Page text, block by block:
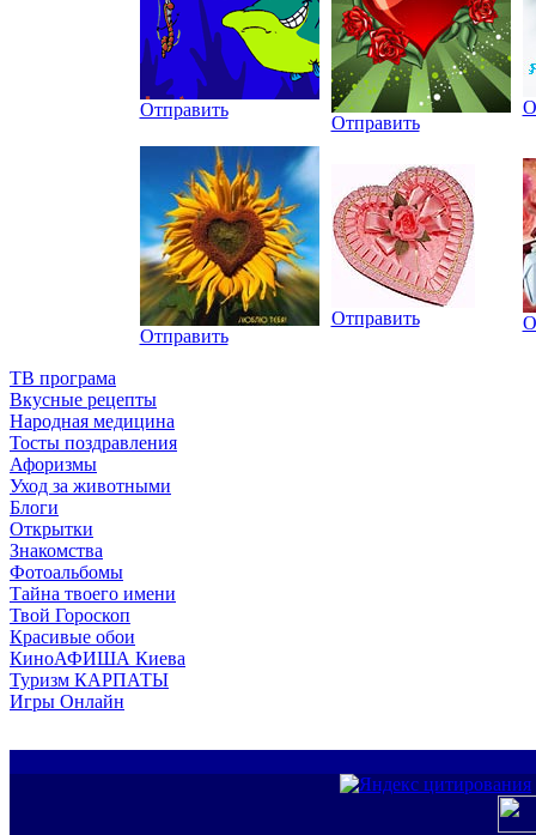
Отправить
Отправить
Отправить
Отправить
ТВ програма
Вкусные рецепты
Народная медицина
Тосты поздравления
Афоризмы
Уход за животными
Блоги
Открытки
Знакомства
Фотоальбомы
Тайна твоего имени
Твой Гороскоп
Красивые обои
КиноАФИША Киева
Туризм КАРПАТЫ
Игры Онлайн